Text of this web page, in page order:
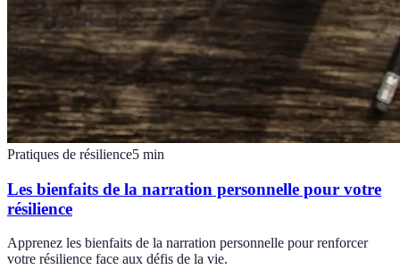
Pratiques de résilience5 min
Les bienfaits de la narration personnelle pour votre
résilience
Apprenez les bienfaits de la narration personnelle pour renforcer
votre résilience face aux défis de la vie.